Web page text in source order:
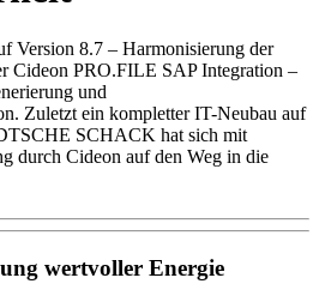
Version 8.7 – Harmonisierung der
Cideon PRO.FILE SAP Integration –
und
Zuletzt ein kompletter IT-Neubau auf
SCHACK hat sich mit
durch Cideon auf den Weg in die
wertvoller Energie